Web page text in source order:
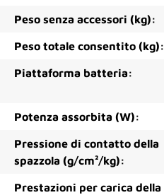
Peso senza accessori (kg):
Peso totale consentito (kg):
Piattaforma batteria:
Potenza assorbita (W):
Pressione di contatto della
spazzola (g/cm²/kg):
Prestazioni per carica della